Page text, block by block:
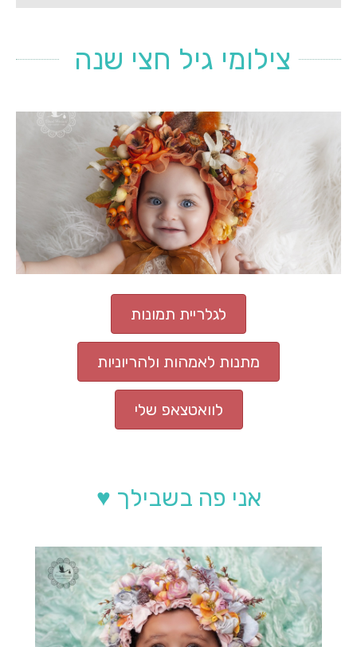
צילומי גיל חצי שנה
לגלריית תמונות
מתנות לאמהות ולהריוניות
לוואטצאפ שלי
אני פה בשבילך ♥